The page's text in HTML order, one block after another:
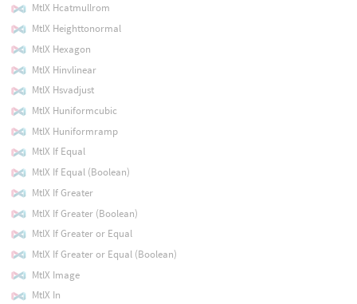
MtlX Hcatmullrom
MtlX Heighttonormal
MtlX Hexagon
MtlX Hinvlinear
MtlX Hsvadjust
MtlX Huniformcubic
MtlX Huniformramp
MtlX If Equal
MtlX If Equal (Boolean)
MtlX If Greater
MtlX If Greater (Boolean)
MtlX If Greater or Equal
MtlX If Greater or Equal (Boolean)
MtlX Image
MtlX In